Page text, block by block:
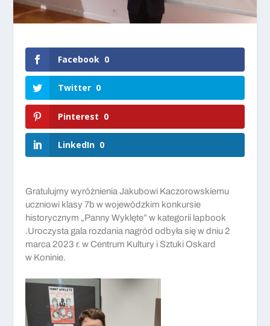
Facebook 0
Twitter 0
Pinterest 0
LinkedIn 0
Gratulujmy wyróżnienia Jakubowi Kaczorowskiemu
uczniowi klasy 7b w wojewódzkim konkursie
historycznym „Panny Wyklęte” w kategorii lapbook
.Uroczysta gala rozdania nagród odbyła się w dniu 2
marca 2023 r. w Centrum Kultury i Sztuki Oskard
w Koninie.